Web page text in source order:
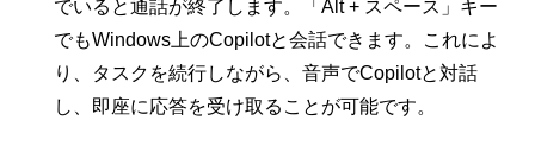
でいると通話が終了します。「Alt + スペース」キー
でもWindows上のCopilotと会話できます。これによ
り、タスクを続行しながら、音声でCopilotと対話
し、即座に応答を受け取ることが可能です。